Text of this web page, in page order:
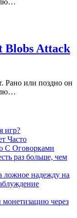
лю…
Blobs Attack
Рано или поздно он
лю…
игр?
Часто
С Оговорками
раз больше, чем
ложное надежду на
монетизацию через